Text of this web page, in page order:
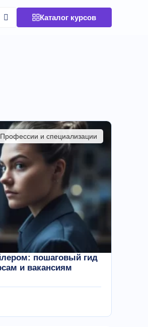
Каталог курсов
Профессии и специализации
пошаговый гид
и вакансиям